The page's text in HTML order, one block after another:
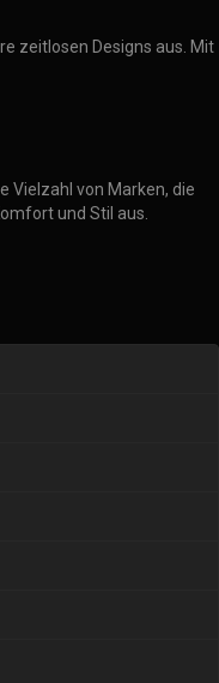
zeitlosen Designs aus. Mit
Vielzahl von Marken, die
und Stil aus.